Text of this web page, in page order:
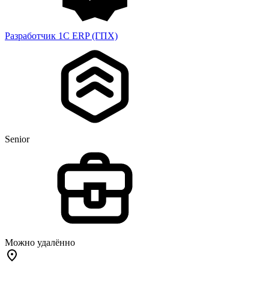
Разработчик 1С ERP (ГПХ)
Senior
Можно удалённо